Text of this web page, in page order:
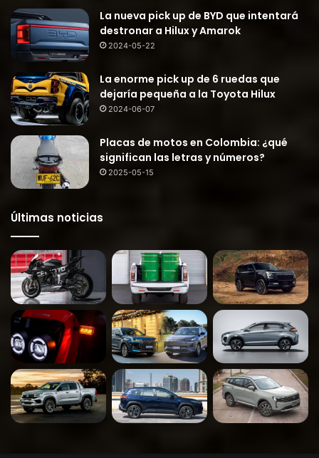
La nueva pick up de BYD que intentará
destronar a Hilux y Amarok
2024-05-22
La enorme pick up de 6 ruedas que
dejaría pequeña a la Toyota Hilux
2024-06-07
Placas de motos en Colombia: ¿qué
significan las letras y números?
2025-05-15
Últimas noticias